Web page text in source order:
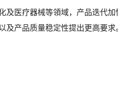
及医疗器械等領域，产品迭代
及产品质量稳定性提出更高要